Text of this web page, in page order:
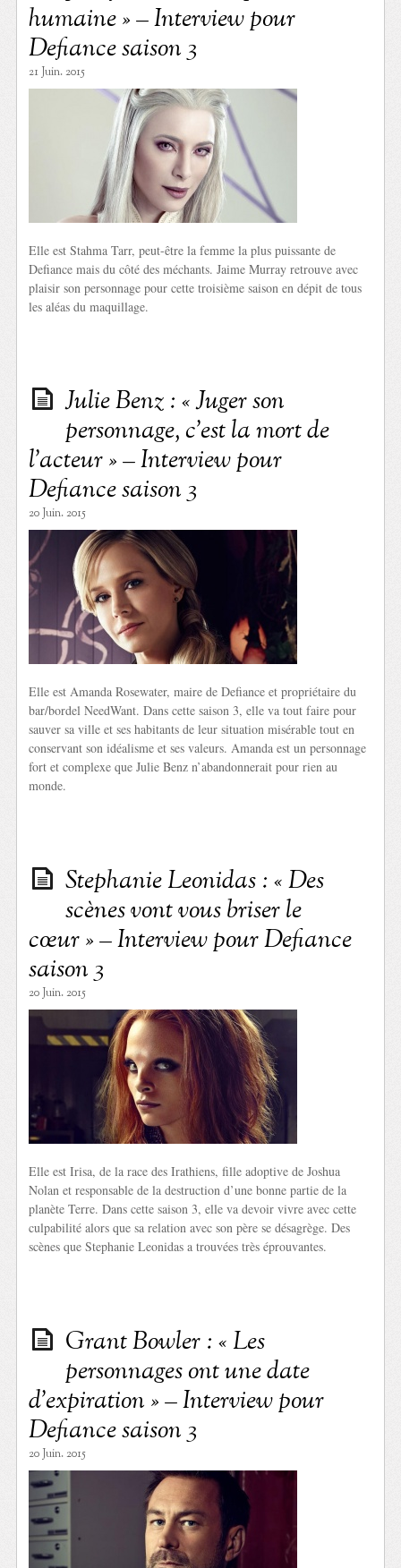
humaine » – Interview pour
Defiance saison 3
21 Juin. 2015
Elle est Stahma Tarr, peut-être la femme la plus puissante de
Defiance mais du côté des méchants. Jaime Murray retrouve avec
plaisir son personnage pour cette troisième saison en dépit de tous
les aléas du maquillage.
Julie Benz : « Juger son
personnage, c’est la mort de
l’acteur » – Interview pour
Defiance saison 3
20 Juin. 2015
Elle est Amanda Rosewater, maire de Defiance et propriétaire du
bar/bordel NeedWant. Dans cette saison 3, elle va tout faire pour
sauver sa ville et ses habitants de leur situation misérable tout en
conservant son idéalisme et ses valeurs. Amanda est un personnage
fort et complexe que Julie Benz n’abandonnerait pour rien au
monde.
Stephanie Leonidas : « Des
scènes vont vous briser le
cœur » – Interview pour Defiance
saison 3
20 Juin. 2015
Elle est Irisa, de la race des Irathiens, fille adoptive de Joshua
Nolan et responsable de la destruction d’une bonne partie de la
planète Terre. Dans cette saison 3, elle va devoir vivre avec cette
culpabilité alors que sa relation avec son père se désagrège. Des
scènes que Stephanie Leonidas a trouvées très éprouvantes.
Grant Bowler : « Les
personnages ont une date
d’expiration » – Interview pour
Defiance saison 3
20 Juin. 2015